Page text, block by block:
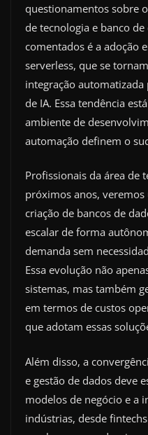
questionamentos sobre
de tecnologia e banco
comentados é a adoção
serverless, que se
integração
de IA. Essa tendência
ambiente de
automação definem o
Profissionais da área de
próximos anos,
criação de bancos de
escalar de forma
demanda sem
Essa evolução não
sistemas, mas também
em termos de custos
que adotam essas
Além disso, a
e gestão de dados deve
modelos de negócio e a
indústrias, desde